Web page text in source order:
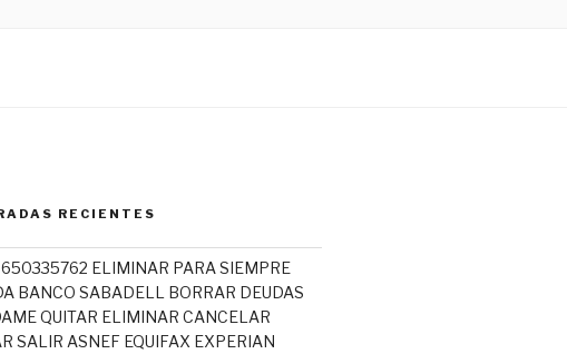
RECIENTES
ELIMINAR PARA SIEMPRE
BANCO SABADELL BORRAR DEUDAS
QUITAR ELIMINAR CANCELAR
SALIR ASNEF EQUIFAX EXPERIAN